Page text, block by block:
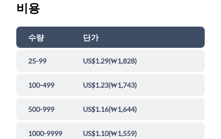
비용
수량 단가
25-99 US$1.29(₩1,828)
100-499 US$1.23(₩1,743)
500-999 US$1.16(₩1,644)
1000-9999 US$1.10(₩1,559)